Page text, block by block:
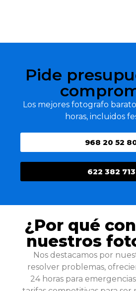
Pide
Los mejores fotografo
horas, incluidos
622 382 713
968 20 52
¿Por qué
nuestros
Nos destacamos por
resolver problemas,
24 horas para